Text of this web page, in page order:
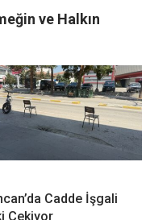
ve Halkın
Cadde İşgali
Çekiyor